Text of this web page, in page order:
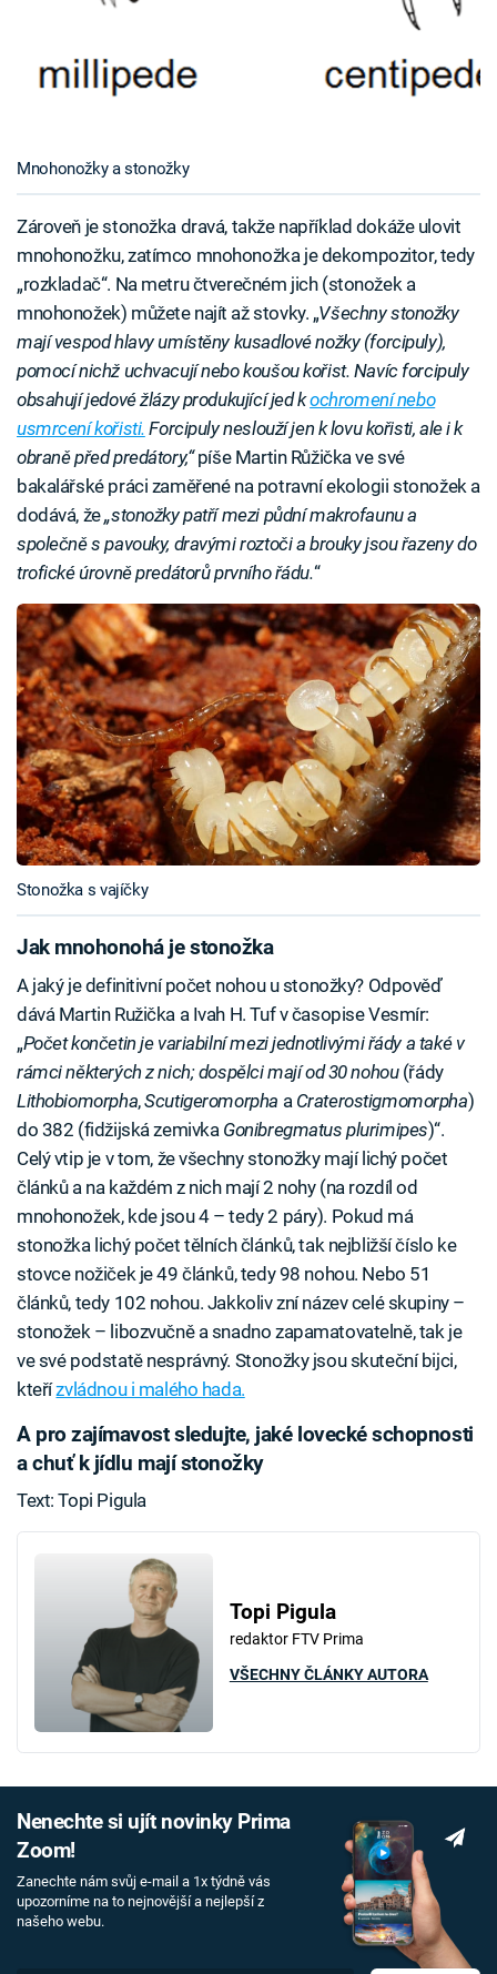
Mnohonožky a stonožky
Zároveň je stonožka dravá, takže například dokáže ulovit
mnohonožku, zatímco mnohonožka je dekompozitor, tedy
„rozkladač“. Na metru čtverečném jich (stonožek a
mnohonožek) můžete najít až stovky. „Všechny stonožky
mají vespod hlavy umístěny kusadlové nožky (forcipuly),
pomocí nichž uchvacují nebo koušou kořist. Navíc forcipuly
obsahují jedové žlázy produkující jed kochromení nebo
usmrcení kořisti. Forcipuly neslouží jen k lovu kořisti, ale i k
obraně před predátory,“píše Martin Růžička ve své
bakalářské práci zaměřené na potravní ekologii stonožek a
dodává, že„stonožky patří mezi půdní makrofaunu a
společně s pavouky, dravými roztoči a brouky jsou řazeny do
trofické úrovně predátorů prvního řádu.“
Stonožka s vajíčky
Jak mnohonohá je stonožka
A jaký je definitivní počet nohou u stonožky? Odpověď
dává Martin Ružička a Ivah H. Tuf v časopise Vesmír:
„Počet končetin je variabilní mezi jednotlivými řády a také v
rámci některých z nich; dospělci mají od 30 nohou(řády
Lithobiomorpha,Scutigeromorpha a Craterostigmomorpha)
do 382 (fidžijská zemivka Gonibregmatus plurimipes)“.
Celý vtip je v tom, že všechny stonožky mají lichý počet
článků a na každém z nich mají 2 nohy (na rozdíl od
mnohonožek, kde jsou 4 – tedy 2 páry). Pokud má
stonožka lichý počet tělních článků, tak nejbližší číslo ke
stovce nožiček je 49 článků, tedy 98 nohou. Nebo 51
článků, tedy 102 nohou. Jakkoliv zní název celé skupiny –
stonožek – libozvučně a snadno zapamatovatelně, tak je
ve své podstatě nesprávný. Stonožky jsou skuteční bijci,
kteřízvládnou i malého hada.
A pro zajímavost sledujte, jaké lovecké schopnosti
a chuť k jídlu mají stonožky
Text: Topi Pigula
Topi Pigula
redaktor FTV Prima
VŠECHNY ČLÁNKY AUTORA
Nenechte si ujít novinky Prima
Zoom!
Zanechte nám svůj e-mail a 1x týdně vás
upozorníme na to nejnovější a nejlepší z
našeho webu.